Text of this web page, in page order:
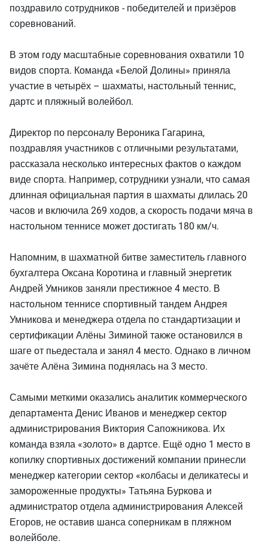
поздравило сотрудников - победителей и призёров
соревнований.
В этом году масштабные соревнования охватили 10
видов спорта. Команда «Белой Долины» приняла
участие в четырёх – шахматы, настольный теннис,
дартс и пляжный волейбол.
Директор по персоналу Вероника Гагарина,
поздравляя участников с отличными результатами,
рассказала несколько интересных фактов о каждом
виде спорта. Например, сотрудники узнали, что самая
длинная официальная партия в шахматы длилась 20
часов и включила 269 ходов, а скорость подачи мяча в
настольном теннисе может достигать 180 км/ч.
Напомним, в шахматной битве заместитель главного
бухгалтера Оксана Коротина и главный энергетик
Андрей Умников заняли престижное 4 место. В
настольном теннисе спортивный тандем Андрея
Умникова и менеджера отдела по стандартизации и
сертификации Алёны Зиминой также остановился в
шаге от пьедестала и занял 4 место. Однако в личном
зачёте Алёна Зимина поднялась на 3 место.
Самыми меткими оказались аналитик коммерческого
департамента Денис Иванов и менеджер сектор
администрирования Виктория Сапожникова. Их
команда взяла «золото» в дартсе. Ещё одно 1 место в
копилку спортивных достижений компании принесли
менеджер категории сектор «колбасы и деликатесы и
замороженные продукты» Татьяна Буркова и
администратор отдела администрирования Алексей
Егоров, не оставив шанса соперникам в пляжном
волейболе.